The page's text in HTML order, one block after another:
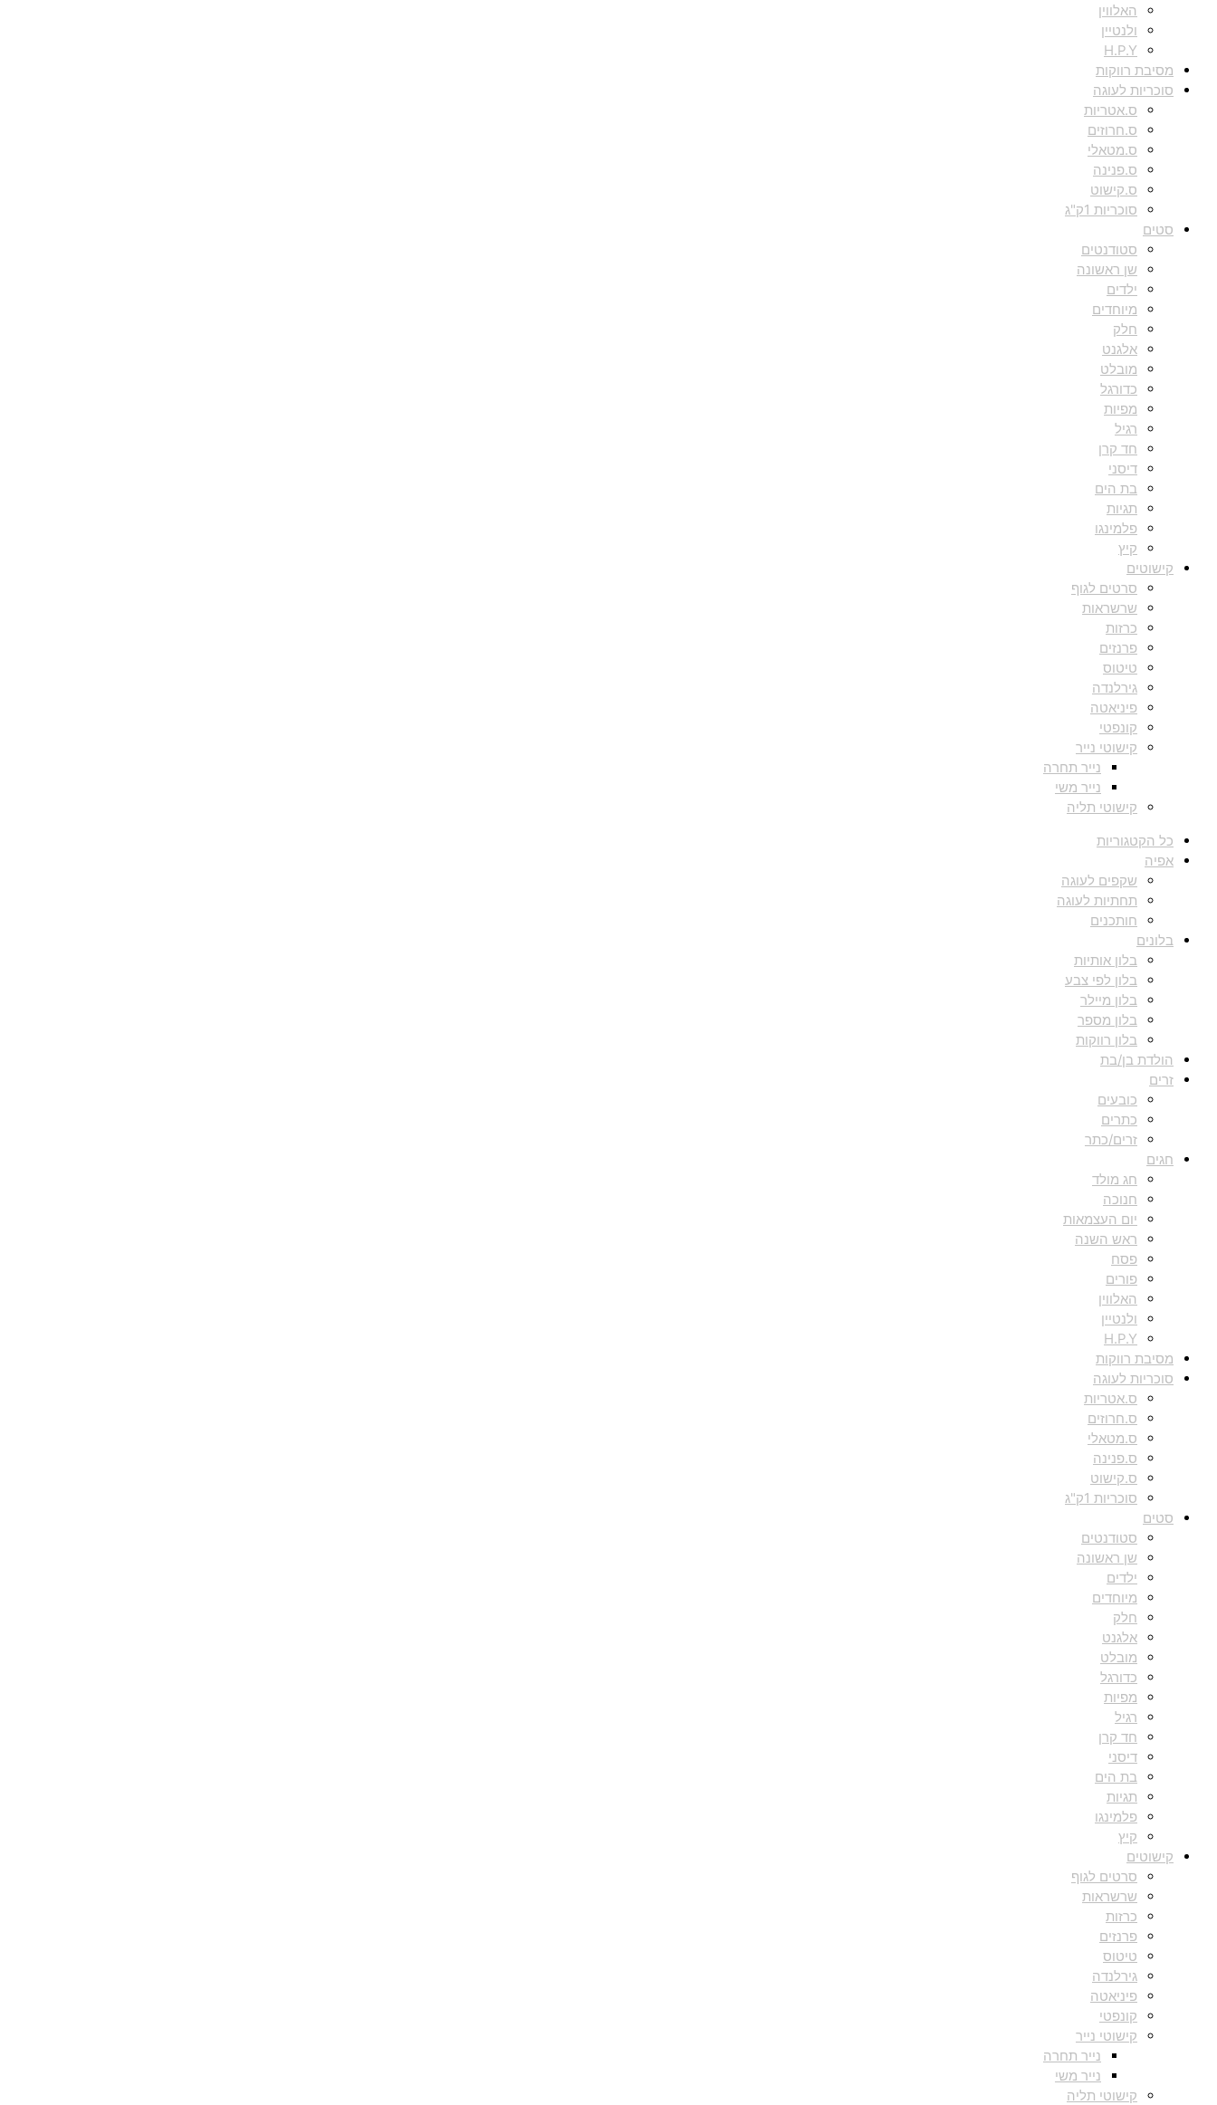
האלווין
ולנטיין
H.P.Y
מסיבת רווקות
סוכריות לעוגה
ס.אטריות
ס.חרוזים
ס.מטאלי
ס.פנינה
ס.קישוט
סוכריות 1ק"ג
סטים
סטודנטים
שן ראשונה
ילדים
מיוחדים
חלק
אלגנט
מובלט
כדורגל
מפיות
רגיל
חד קרן
דיסני
בת הים
תגיות
פלמינגו
קיץ
קישוטים
סרטים לגוף
שרשראות
כרזות
פרנזים
טיטוס
גירלנדה
פיניאטה
קונפטי
קישוטי נייר
נייר תחרה
נייר משי
קישוטי תליה
כל הקטגוריות
אפיה
שקפים לעוגה
תחתיות לעוגה
חותכנים
בלונים
בלון אותיות
בלון לפי צבע
בלון מיילר
בלון מספר
בלון רווקות
הולדת בן/בת
זרים
כובעים
כתרים
זרים/כתר
חגים
חג מולד
חנוכה
יום העצמאות
ראש השנה
פסח
פורים
האלווין
ולנטיין
H.P.Y
מסיבת רווקות
סוכריות לעוגה
ס.אטריות
ס.חרוזים
ס.מטאלי
ס.פנינה
ס.קישוט
סוכריות 1ק"ג
סטים
סטודנטים
שן ראשונה
ילדים
מיוחדים
חלק
אלגנט
מובלט
כדורגל
מפיות
רגיל
חד קרן
דיסני
בת הים
תגיות
פלמינגו
קיץ
קישוטים
סרטים לגוף
שרשראות
כרזות
פרנזים
טיטוס
גירלנדה
פיניאטה
קונפטי
קישוטי נייר
נייר תחרה
נייר משי
קישוטי תליה